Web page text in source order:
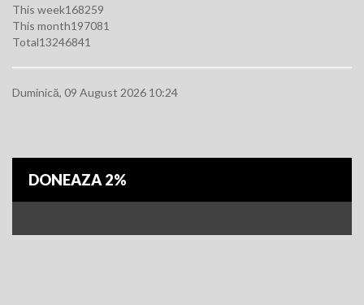
This week168259
This month197081
Total13246841
Duminică, 09 August 2026 10:24
DONEAZA 2%